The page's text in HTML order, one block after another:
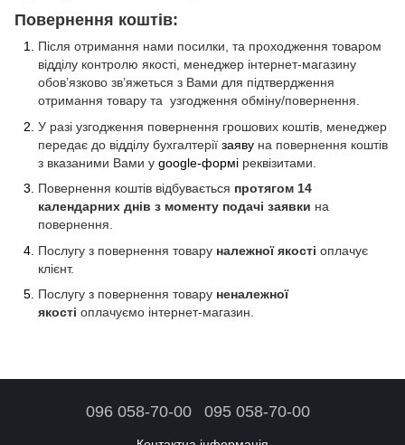
Повернення коштів:
Після отримання нами посилки, та проходження товаром
відділу контролю якості, менеджер інтернет-магазину
обов’язково зв’яжеться з Вами для підтвердження
отримання товару та узгодження обміну/повернення.
У разі узгодження повернення грошових коштів, менеджер
передає до відділу бухгалтерії заяву на повернення коштів
з вказаними Вами у google-формі реквізитами.
Повернення коштів відбувається протягом 14
календарних днів з моменту подачі заявки на
повернення.
Послугу з повернення товару належної якості оплачує
клієнт.
Послугу з повернення товару неналежної
якості оплачуємо інтернет-магазин.
096 058-70-00 095 058-70-00